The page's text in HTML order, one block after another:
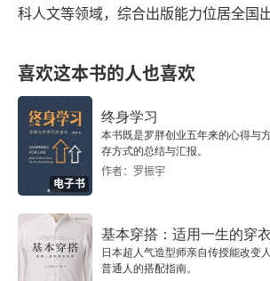
2．老年代与标记整理算法
1.7.2 分区收集算法
1.8 垃圾收集器
1.8.1 Serial垃圾收集器：单线程，复
1.8.2 ParNew垃圾收集器：多线程，
1.8.3 Parallel Scavenge垃圾收集器
算法
科人文等领域，综合出版能力位居全国
喜欢这本书的人也喜欢
电子书
终身学习
本书既是罗胖创业五年来的心得与
存方式的总结与汇报。
作者：罗振宇
基本穿搭：适用一生的穿
日本超人气造型师亲自传授能改变
普通人的搭配指南。